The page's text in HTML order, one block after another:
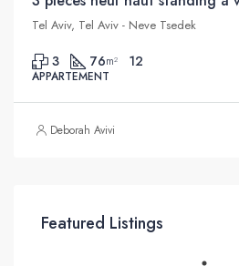
Tel Aviv, Tel Aviv - Neve Tsedek
3 76m² 12
APPARTEMENT
Deborah Avivi
Featured Listings